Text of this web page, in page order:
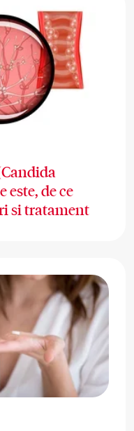
este, de ce
si tratament